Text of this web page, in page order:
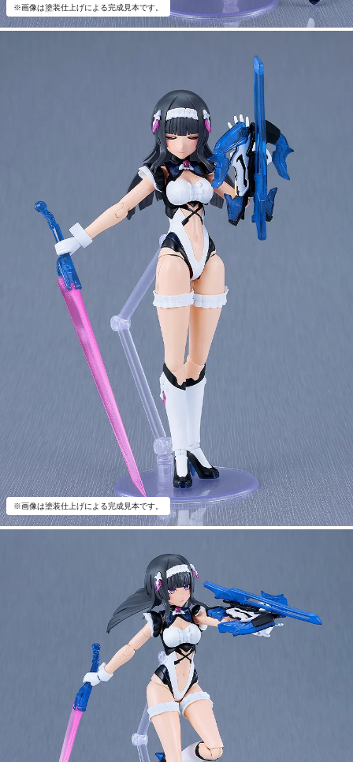
※画像は塗装仕上げによる完成見本です。
※画像は塗装仕上げによる完成見本です。